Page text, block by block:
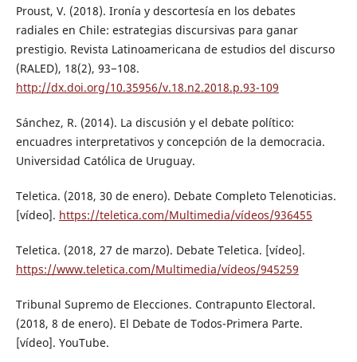
Proust, V. (2018). Ironía y descortesía en los debates
radiales en Chile: estrategias discursivas para ganar
prestigio. Revista Latinoamericana de estudios del discurso
(RALED), 18(2), 93−108.
http://dx.doi.org/10.35956/v.18.n2.2018.p.93-109
Sánchez, R. (2014). La discusión y el debate político:
encuadres interpretativos y concepción de la democracia.
Universidad Católica de Uruguay.
Teletica. (2018, 30 de enero). Debate Completo Telenoticias.
[vídeo]. https://teletica.com/Multimedia/vídeos/936455
Teletica. (2018, 27 de marzo). Debate Teletica. [vídeo].
https://www.teletica.com/Multimedia/vídeos/945259
Tribunal Supremo de Elecciones. Contrapunto Electoral.
(2018, 8 de enero). El Debate de Todos-Primera Parte.
[vídeo]. YouTube.